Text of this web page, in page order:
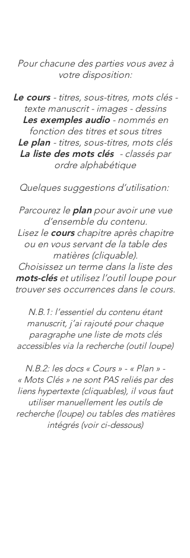
Pour chacune des parties vous avez à
votre disposition:
Le cours - titres, sous-titres, mots clés -
texte manuscrit - images - dessins
Les exemples audio- nommés en
fonction des titres et sous titres
Le plan - titres, sous-titres, mots clés
La liste des mots clés - classés par
ordre alphabétique
Quelques suggestions d’utilisation:
Parcourez le planpour avoir une vue
d’ensemble du contenu.
Lisez le courschapitre après chapitre
ou en vous servant de la table des
matières (cliquable).
Choisissez un terme dans la liste des
mots-cléset utilisez l’outil loupe pour
trouver ses occurrences dans le cours.
N.B.1: l’essentiel du contenu étant
manuscrit, j’ai rajouté pour chaque
paragraphe une liste de mots clés
accessibles via la recherche (outil loupe)
N.B.2: les docs « Cours » - « Plan » -
« Mots Clés » ne sont PAS reliés par des
liens hypertexte (cliquables), il vous faut
utiliser manuellement les outils de
recherche (loupe) ou tables des matières
intégrés (voir ci-dessous)